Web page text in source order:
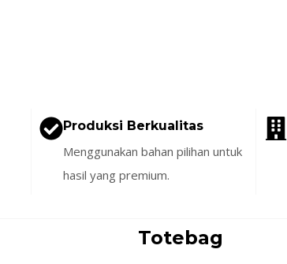
Produksi Berkualitas
Menggunakan bahan pilihan untuk
hasil yang premium.
Totebag